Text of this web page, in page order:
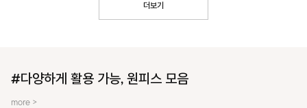
더보기
#다양하게 활용 가능, 원피스 모음
more >